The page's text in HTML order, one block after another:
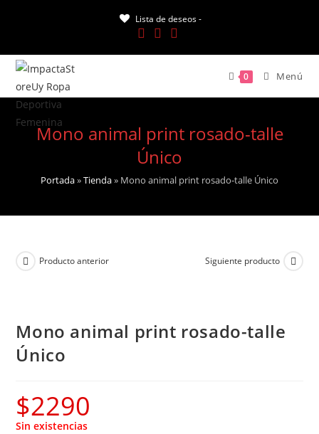
Lista de deseos -
0 Menú
Mono animal print rosado-talle
Único
Portada»Tienda» Mono animal print rosado-talle Único
Producto anterior Siguiente producto
Mono animal print rosado-talle
Único
$2290
Sin existencias